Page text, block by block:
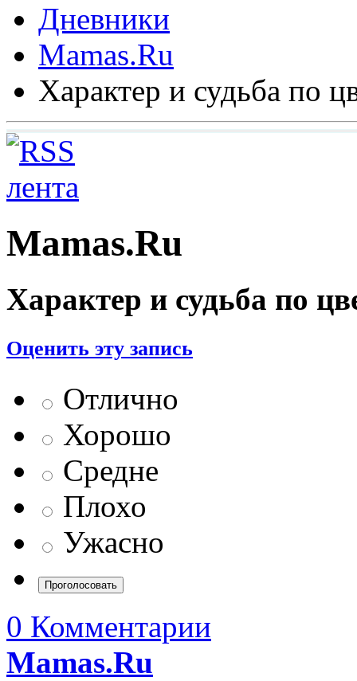
Дневники
Mamas.Ru
Характер и судьба по
Mamas.Ru
Характер и судьба по
Оценить эту запись
Отлично
Хорошо
Средне
Плохо
Ужасно
0 Комментарии
Mamas.Ru